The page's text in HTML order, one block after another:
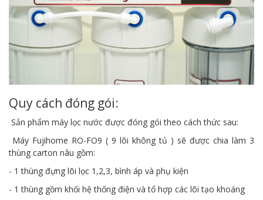
Quy cách đóng gói:
Sản phẩm máy lọc nước được đóng gói theo cách thức sau:
Máy Fujihome RO-FO9 ( 9 lõi không tủ ) sẽ được chia làm 3
thùng carton nâu gồm:
- 1 thùng đựng lõi lọc 1,2,3, bình áp và phụ kiện
- 1 thùng gồm khối hệ thống điện và tổ hợp các lõi tạo khoáng